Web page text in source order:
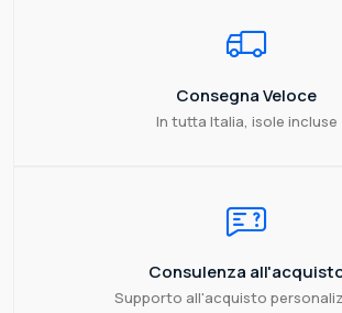
Consegna Veloce
In tutta Italia, isole incluse
Consulenza
Supporto all'acquisto